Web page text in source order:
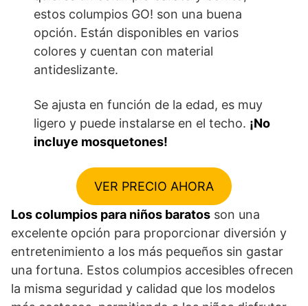
estos columpios GO! son una buena
opción. Están disponibles en varios
colores y cuentan con material
antideslizante.
Se ajusta en función de la edad, es muy
ligero y puede instalarse en el techo. ¡No
incluye mosquetones!
VER PRECIO AHORA
Los columpios para niños baratos son una
excelente opción para proporcionar diversión y
entretenimiento a los más pequeños sin gastar
una fortuna. Estos columpios accesibles ofrecen
la misma seguridad y calidad que los modelos